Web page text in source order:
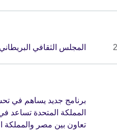
المجلس الثقافي
برنامج جديد يساهم في
المملكة المتحدة تساعد
تعاون بين مصر والمملكة